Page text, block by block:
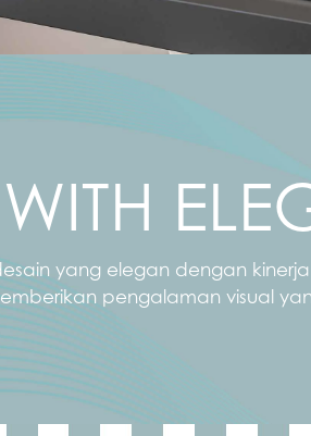
yang elegan dengan
pengalaman visual